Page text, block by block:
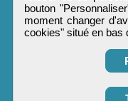
bouton
moment changer
cookies" situé en bas